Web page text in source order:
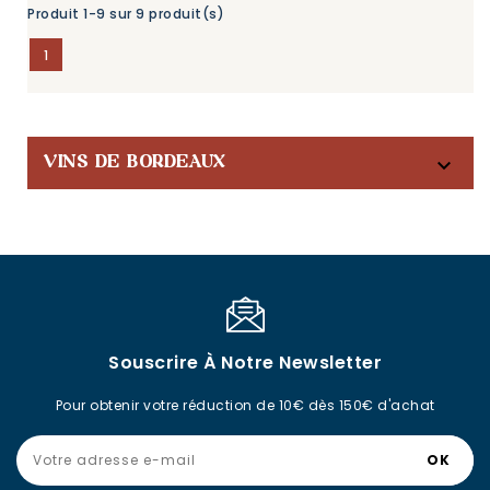
Produit 1-9 sur 9 produit(s)
1
VINS DE BORDEAUX 
Souscrire À Notre Newsletter
Pour obtenir votre réduction de 10€ dès 150€ d'achat